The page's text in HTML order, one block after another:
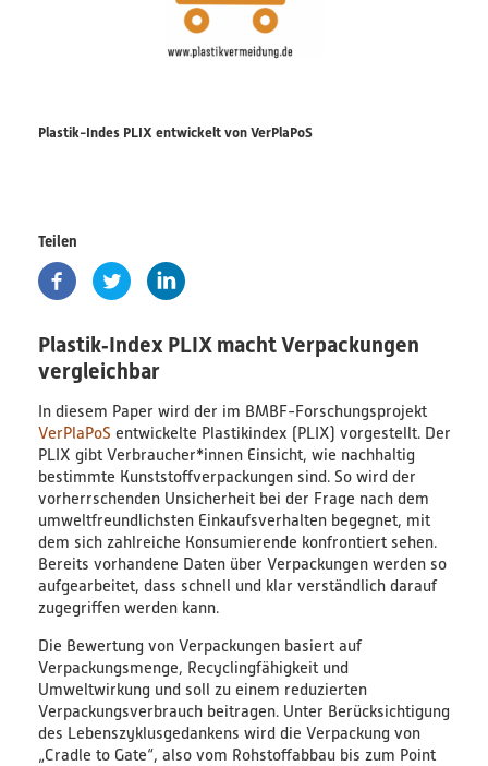
Übersicht
Publikationen
News
Ergebnisse
Veröffentlichungen
Bildungsmaterialien
Diskussionspapiere & Statuspapiere
Factsheets
Weitere Produkte
Leitfäden & Handbücher
Plastik-Indes PLIX entwickelt von VerPlaPoS
Teilen
Plastik‐Index PLIX macht Verpackungen
vergleichbar
In diesem Paper wird der im BMBF-Forschungsprojekt
VerPlaPoS entwickelte Plastikindex (PLIX) vorgestellt. Der
PLIX gibt Verbraucher*innen Einsicht, wie nachhaltig
bestimmte Kunststoffverpackungen sind. So wird der
vorherrschenden Unsicherheit bei der Frage nach dem
umweltfreundlichsten Einkaufsverhalten begegnet, mit
dem sich zahlreiche Konsumierende konfrontiert sehen.
Bereits vorhandene Daten über Verpackungen werden so
aufgearbeitet, dass schnell und klar verständlich darauf
zugegriffen werden kann.
Die Bewertung von Verpackungen basiert auf
Verpackungsmenge, Recyclingfähigkeit und
Umweltwirkung und soll zu einem reduzierten
Verpackungsverbrauch beitragen. Unter Berücksichtigung
des Lebenszyklusgedankens wird die Verpackung von
„Cradle to Gate“, also vom Rohstoffabbau bis zum Point